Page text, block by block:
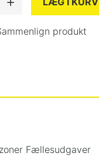
produkt
Fællesudgaver